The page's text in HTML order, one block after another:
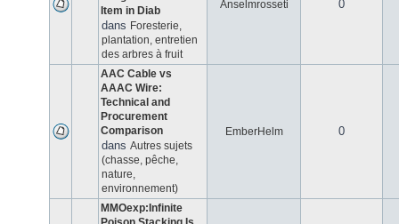
Item in Diab
dans Foresterie,
plantation, entretien
des arbres à fruit
Anselmrosseti 0
AAC Cable vs
AAAC Wire:
Technical and
Procurement
Comparison
dans Autres sujets
(chasse, pêche,
nature,
environnement)
EmberHelm 0
MMOexp:Infinite